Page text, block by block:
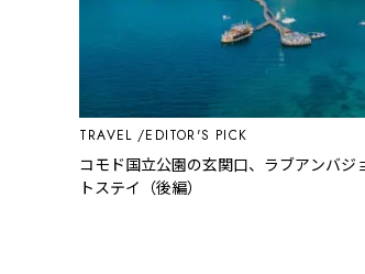
TRAVEL EDITOR'S PICK
コモド国立公園の玄関口、ラブアンバジ
トステイ（後編）